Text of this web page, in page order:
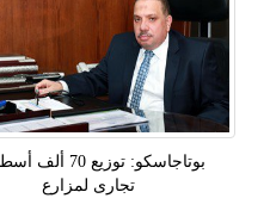
بوتاجاسكو: توزيع 70
تجارى لمزارع